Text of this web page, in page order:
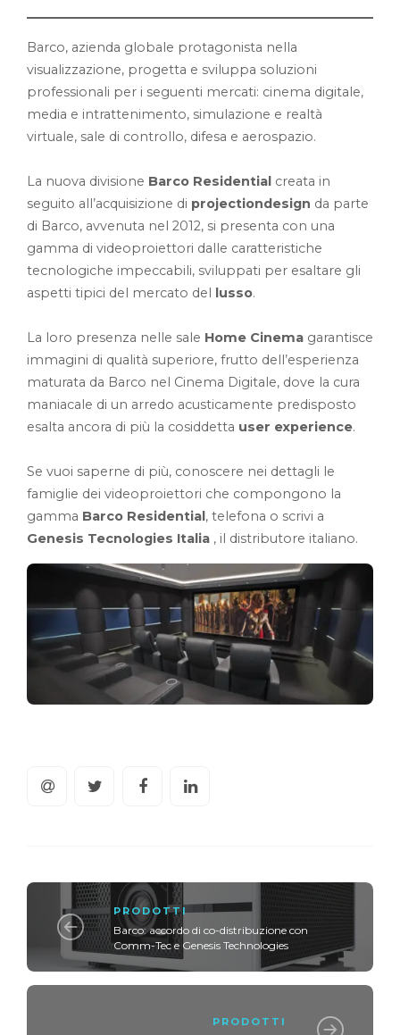
Barco, azienda globale protagonista nella
visualizzazione, progetta e sviluppa soluzioni
professionali per i seguenti mercati: cinema digitale,
media e intrattenimento, simulazione e realtà
virtuale, sale di controllo, difesa e aerospazio.
La nuova divisione Barco Residential creata in
seguito all’acquisizione di projectiondesign da parte
di Barco, avvenuta nel 2012, si presenta con una
gamma di videoproiettori dalle caratteristiche
tecnologiche impeccabili, sviluppati per esaltare gli
aspetti tipici del mercato del lusso.
La loro presenza nelle sale Home Cinema garantisce
immagini di qualità superiore, frutto dell’esperienza
maturata da Barco nel Cinema Digitale, dove la cura
maniacale di un arredo acusticamente predisposto
esalta ancora di più la cosiddetta user experience.
Se vuoi saperne di più, conoscere nei dettagli le
famiglie dei videoproiettori che compongono la
gamma Barco Residential, telefona o scrivi a
Genesis Tecnologies Italia , il distributore italiano.
PRODOTTI
Barco: accordo di co-distribuzione con
Comm-Tec e Genesis Technologies
PRODOTTI